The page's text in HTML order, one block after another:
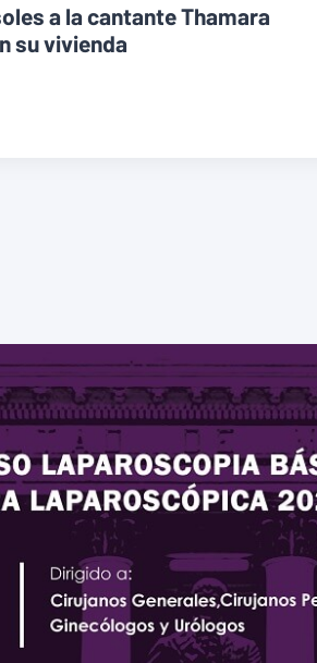
a la cantante Thamara
su vivienda